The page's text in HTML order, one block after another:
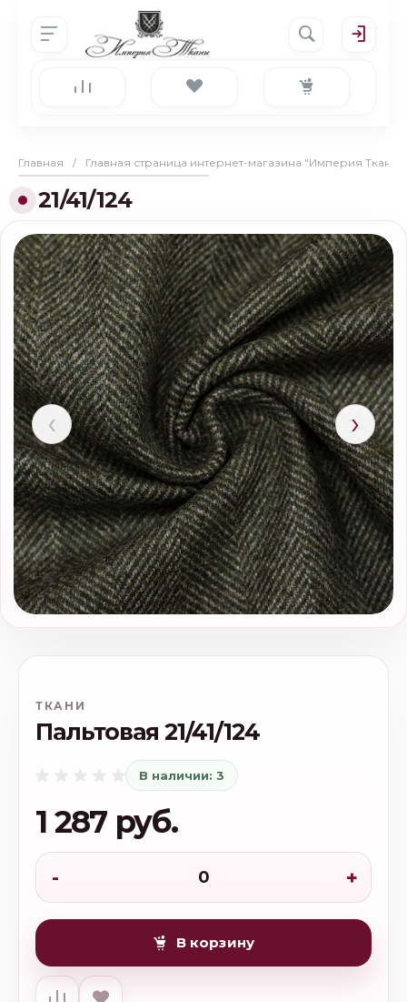
Главная / Главная страница интернет-магазина "Империя Ткани"
21/41/124
‹ ›
ТКАНИ
Пальтовая 21/41/124
В наличии: 3
1 287 руб.
- +
В корзину